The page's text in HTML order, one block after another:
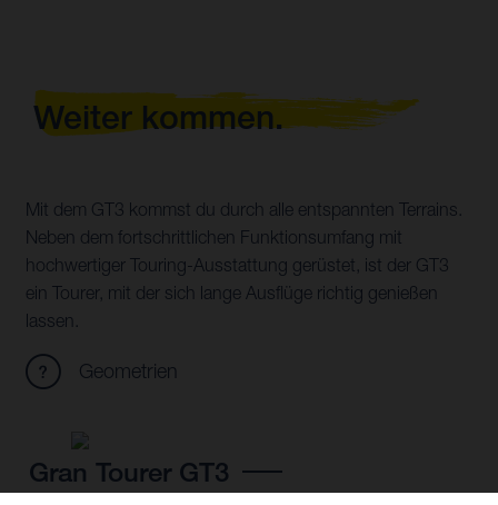
Weiter kommen.
Mit dem GT3 kommst du durch alle entspannten Terrains.
Neben dem fortschrittlichen Funktionsumfang mit
hochwertiger Touring-Ausstattung gerüstet, ist der GT3
ein Tourer, mit der sich lange Ausflüge richtig genießen
lassen.
Geometrien
Gran Tourer GT3